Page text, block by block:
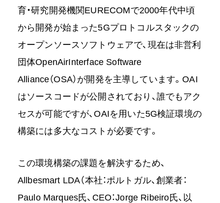
育・研究開発機関EURECOMで2000年代中頃
から開発が始まった5Gプロトコルスタックの
オープンソースソフトウェアで、現在は非営利
団体OpenAirInterface Software
Alliance（OSA）が開発を主導しています。OAI
はソースコードが公開されており、誰でもアク
セスが可能ですが、OAIを用いた5G検証環境の
構築には多大なコストが必要です。
この環境構築の課題を解決するため、
Allbesmart LDA（本社：ポルトガル、創業者：
Paulo Marques氏、CEO：Jorge Ribeiro氏、以